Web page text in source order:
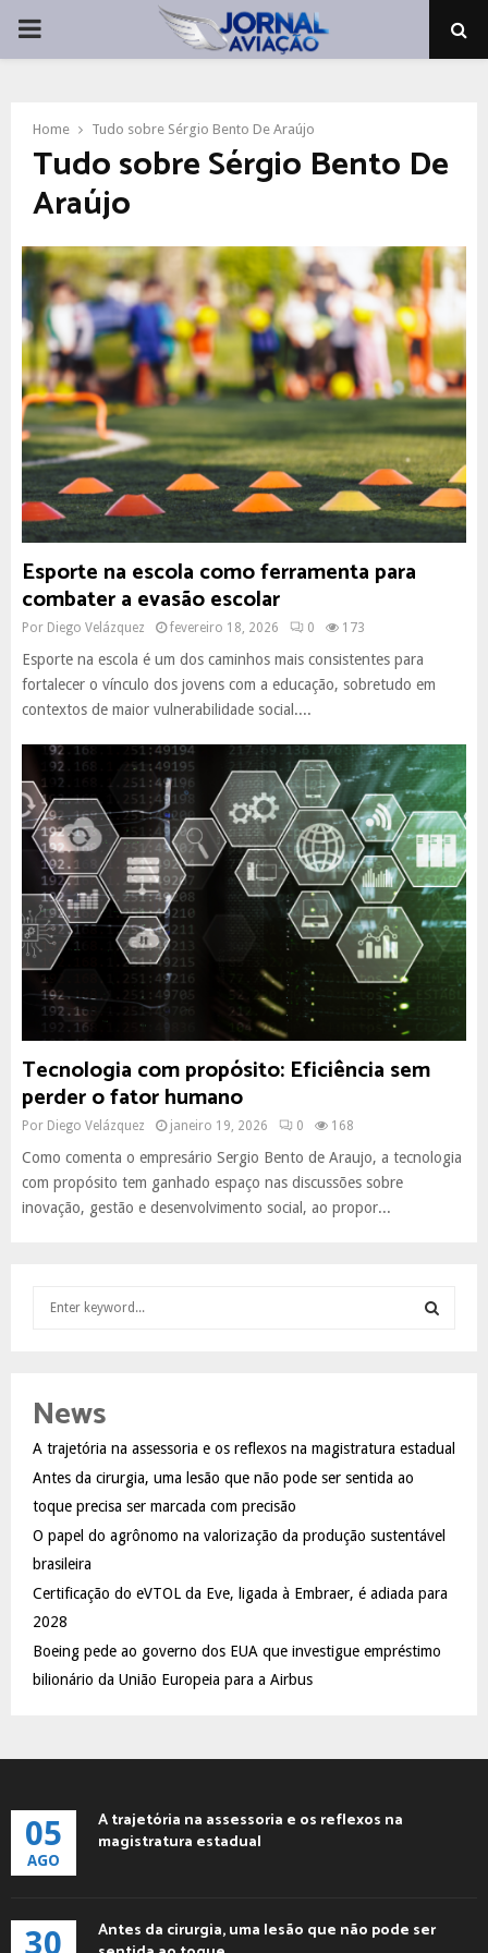
PRIMARY
Home Tudo sobre Sérgio Bento De Araújo
Tudo sobre Sérgio Bento De
Araújo
Esporte na escola como ferramenta para
combater a evasão escolar
Por Diego Velázquez fevereiro 18, 2026 0 173
Esporte na escola é um dos caminhos mais consistentes para
fortalecer o vínculo dos jovens com a educação, sobretudo em
contextos de maior vulnerabilidade social....
Tecnologia com propósito: Eficiência sem
perder o fator humano
Por Diego Velázquez janeiro 19, 2026 0 168
Como comenta o empresário Sergio Bento de Araujo, a tecnologia
com propósito tem ganhado espaço nas discussões sobre
inovação, gestão e desenvolvimento social, ao propor...
h
o
r
:
A
C
News
A trajetória na assessoria e os reflexos na magistratura estadual
Antes da cirurgia, uma lesão que não pode ser sentida ao
toque precisa ser marcada com precisão
O papel do agrônomo na valorização da produção sustentável
brasileira
Certificação do eVTOL da Eve, ligada à Embraer, é adiada para
2028
Boeing pede ao governo dos EUA que investigue empréstimo
bilionário da União Europeia para a Airbus
05
AGO
A trajetória na assessoria e os reflexos na
magistratura estadual
30
Antes da cirurgia, uma lesão que não pode ser